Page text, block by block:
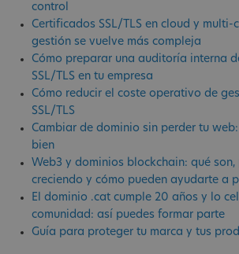
control
Certificados SSL/TLS en cloud y multi-
gestión se vuelve más compleja
Cómo preparar una auditoría interna
SSL/TLS en tu empresa
Cómo reducir el coste operativo de
SSL/TLS
Cambiar de dominio sin perder tu
bien
Web3 y dominios blockchain: qué son,
creciendo y cómo pueden ayudarte a
El dominio .cat cumple 20 años y lo
comunidad: así puedes formar parte
Guía para proteger tu marca y tus